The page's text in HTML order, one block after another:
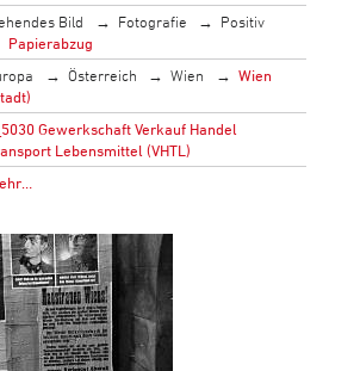
Bild Fotografie
Positiv
Papierabzug
Österreich Wien
Wien
Gewerkschaft Verkauf Handel
Lebensmittel (VHTL)